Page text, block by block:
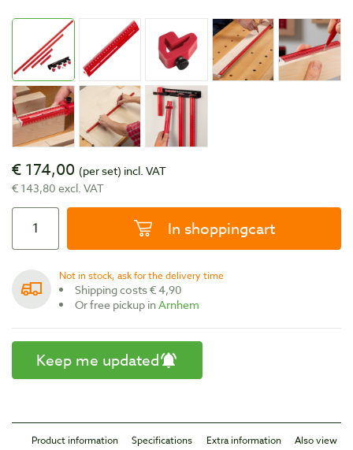
€ 174,00 (per set) incl. VAT
€ 143,80 excl. VAT
In shoppingcart
Not in stock, ask for the delivery time
Shipping costs € 4,90
Or free pickup inArnhem
Keep me updated
Product information Specifications Extra information Also view